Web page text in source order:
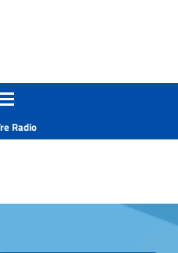
Apri il menu secondario
Radio